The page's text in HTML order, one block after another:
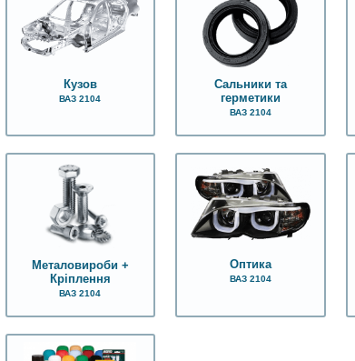
Кузов
ВАЗ 2104
Сальники та
герметики
ВАЗ 2104
Металовироби +
Кріплення
ВАЗ 2104
Оптика
ВАЗ 2104